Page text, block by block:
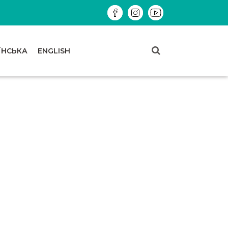
ENGLISH